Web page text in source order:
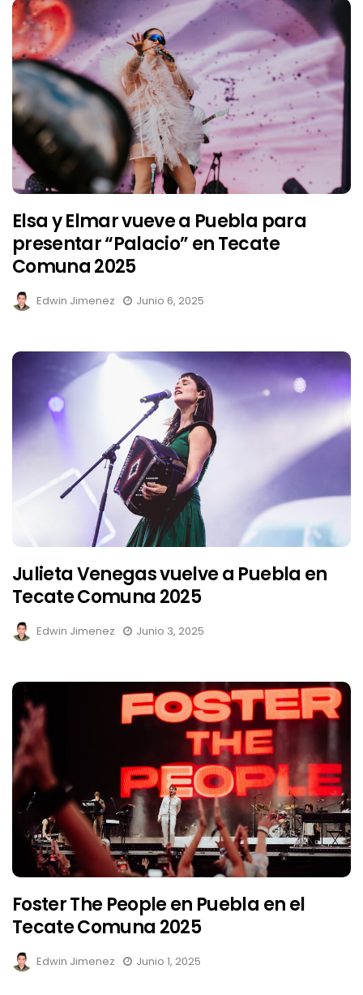
Elsa y Elmar vueve a Puebla para
presentar “Palacio” en Tecate
Comuna 2025
Edwin Jimenez Junio 6, 2025
Julieta Venegas vuelve a Puebla en
Tecate Comuna 2025
Edwin Jimenez Junio 3, 2025
Foster The People en Puebla en el
Tecate Comuna 2025
Edwin Jimenez Junio 1, 2025